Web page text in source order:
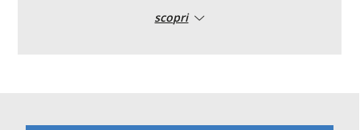
di rinforzo realizzato ripiegando il tessuto. Il telo è
scopri